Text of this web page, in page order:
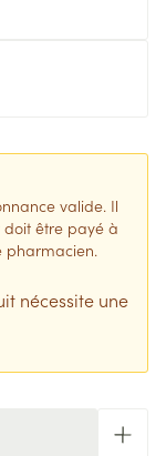
valide. Il
être payé à
pharmacien.
nécessite une